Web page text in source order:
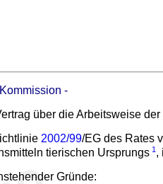
-
über die Arbeitsweise
2002/99/EG des Rates
tierischen Ursprungs 1 ,
Gründe: